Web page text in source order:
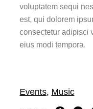
voluptatem sequi
est, qui dolorem
consectetur adipisci
eius modi tempora.
Events, Music